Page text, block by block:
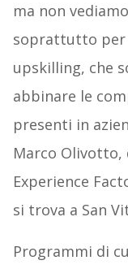
ma non
soprattutto per
upskilling, che
abbinare le
presenti in
Marco Olivotto,
Experience
si trova a San
Programmi di